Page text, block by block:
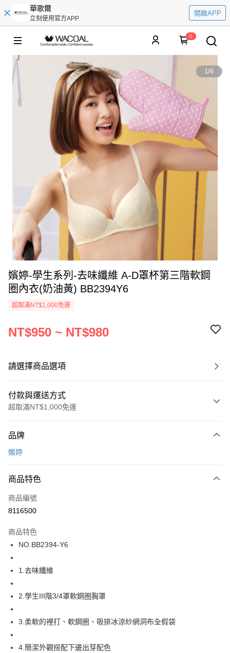
華歌爾
立刻使用官方APP
開啟APP
0
1/6
嬪婷-學生系列-去味纖維 A-D罩杯第三階軟鋼
圈內衣(奶油黃) BB2394Y6
超取滿NT$1,000免運
NT$950 ~ NT$980
請選擇商品選項
付款與運送方式
超取滿NT$1,000免運
信用卡一次付款
LINE Pay
街口支付
運送方式
全家取貨付款
每筆NT$80，滿NT$1,000(含以上)免運費
付款後全家取貨
7-11取貨付款
品牌
嬪婷
商品特色
商品編號
8116500
商品特色
NO.BB2394-Y6
1.去味纖維
2.學生III階3/4罩軟鋼圈胸罩
3.柔軟的裡打、軟鋼圈、吸排冰涼紗網洞布全假袋
4.簡潔外觀搭配下邊出芽配色